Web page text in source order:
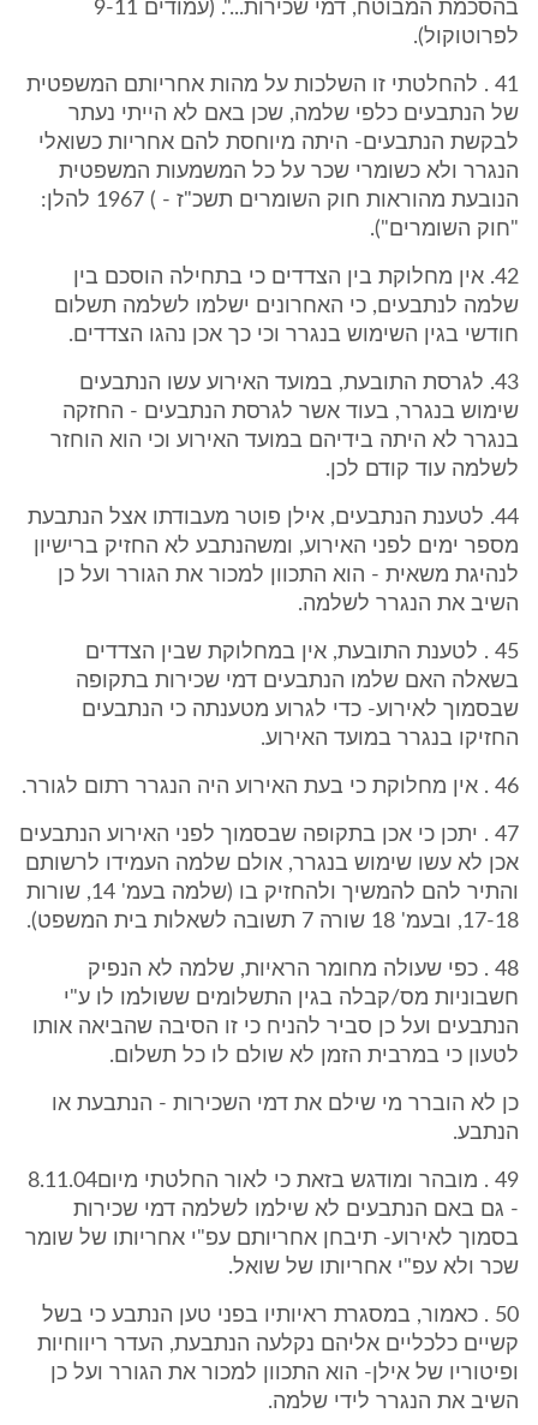
בהסכמת המבוטח, דמי שכירות...". (עמודים 9-11
לפרוטוקול).
41 . להחלטתי זו השלכות על מהות אחריותם המשפטית
של הנתבעים כלפי שלמה, שכן באם לא הייתי נעתר
לבקשת הנתבעים- היתה מיוחסת להם אחריות כשואלי
הנגרר ולא כשומרי שכר על כל המשמעות המשפטית
הנובעת מהוראות חוק השומרים תשכ"ז - ) 1967 להלן:
"חוק השומרים").
42. אין מחלוקת בין הצדדים כי בתחילה הוסכם בין
שלמה לנתבעים, כי האחרונים ישלמו לשלמה תשלום
חודשי בגין השימוש בנגרר וכי כך אכן נהגו הצדדים.
43. לגרסת התובעת, במועד האירוע עשו הנתבעים
שימוש בנגרר, בעוד אשר לגרסת הנתבעים - החזקה
בנגרר לא היתה בידיהם במועד האירוע וכי הוא הוחזר
לשלמה עוד קודם לכן.
44. לטענת הנתבעים, אילן פוטר מעבודתו אצל הנתבעת
מספר ימים לפני האירוע, ומשהנתבע לא החזיק ברישיון
לנהיגת משאית - הוא התכוון למכור את הגורר ועל כן
השיב את הנגרר לשלמה.
45 . לטענת התובעת, אין במחלוקת שבין הצדדים
בשאלה האם שלמו הנתבעים דמי שכירות בתקופה
שבסמוך לאירוע- כדי לגרוע מטענתה כי הנתבעים
החזיקו בנגרר במועד האירוע.
46 . אין מחלוקת כי בעת האירוע היה הנגרר רתום לגורר.
47 . יתכן כי אכן בתקופה שבסמוך לפני האירוע הנתבעים
אכן לא עשו שימוש בנגרר, אולם שלמה העמידו לרשותם
והתיר להם להמשיך ולהחזיק בו (שלמה בעמ' 14, שורות
17-18, ובעמ' 18 שורה 7 תשובה לשאלות בית המשפט).
48 . כפי שעולה מחומר הראיות, שלמה לא הנפיק
חשבוניות מס/קבלה בגין התשלומים ששולמו לו ע"י
הנתבעים ועל כן סביר להניח כי זו הסיבה שהביאה אותו
לטעון כי במרבית הזמן לא שולם לו כל תשלום.
כן לא הוברר מי שילם את דמי השכירות - הנתבעת או
הנתבע.
49 . מובהר ומודגש בזאת כי לאור החלטתי מיום8.11.04
- גם באם הנתבעים לא שילמו לשלמה דמי שכירות
בסמוך לאירוע- תיבחן אחריותם עפ"י אחריותו של שומר
שכר ולא עפ"י אחריותו של שואל.
50 . כאמור, במסגרת ראיותיו בפני טען הנתבע כי בשל
קשיים כלכליים אליהם נקלעה הנתבעת, העדר ריווחיות
ופיטוריו של אילן- הוא התכוון למכור את הגורר ועל כן
השיב את הנגרר לידי שלמה.